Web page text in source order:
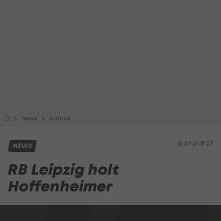
News Fußball
12.07.12 18:22
NEWS
RB Leipzig holt
Hoffenheimer